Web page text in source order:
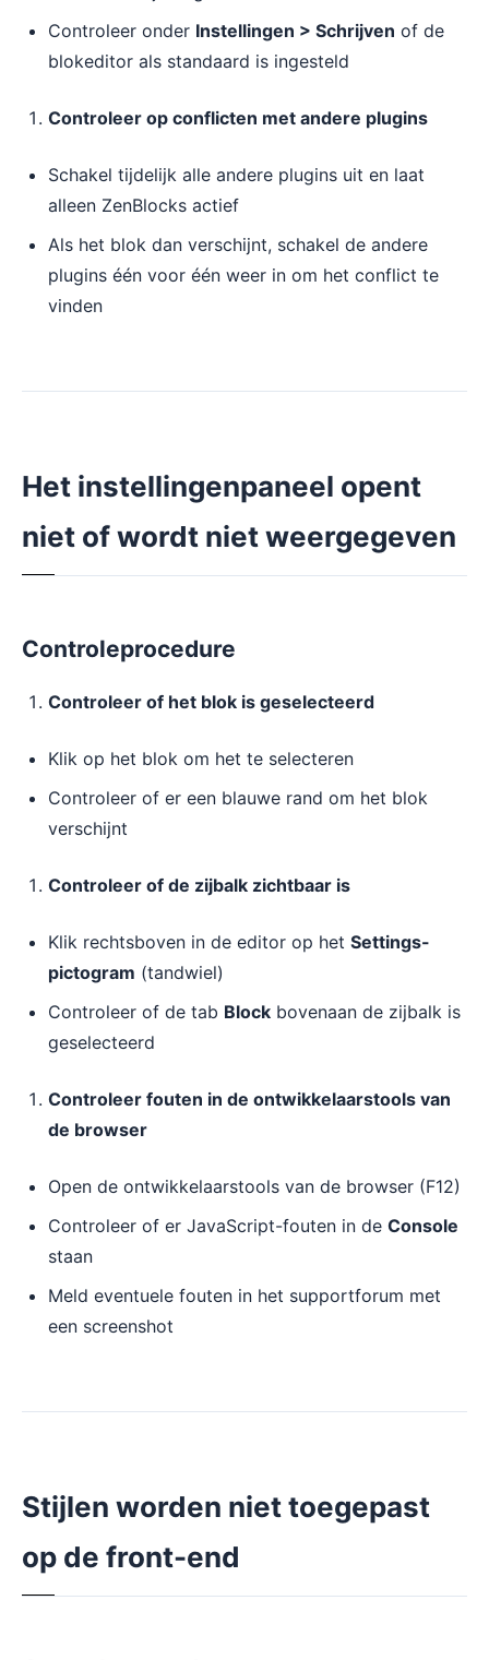
Controleer onder Instellingen > Schrijven of de
blokeditor als standaard is ingesteld
Controleer op conflicten met andere plugins
Schakel tijdelijk alle andere plugins uit en laat
alleen ZenBlocks actief
Als het blok dan verschijnt, schakel de andere
plugins één voor één weer in om het conflict te
vinden
Het instellingenpaneel opent
niet of wordt niet weergegeven
Controleprocedure
Controleer of het blok is geselecteerd
Klik op het blok om het te selecteren
Controleer of er een blauwe rand om het blok
verschijnt
Controleer of de zijbalk zichtbaar is
Klik rechtsboven in de editor op het Settings-
pictogram (tandwiel)
Controleer of de tab Block bovenaan de zijbalk is
geselecteerd
Controleer fouten in de ontwikkelaarstools van
de browser
Open de ontwikkelaarstools van de browser (F12)
Controleer of er JavaScript-fouten in de Console
staan
Meld eventuele fouten in het supportforum met
een screenshot
Stijlen worden niet toegepast
op de front-end